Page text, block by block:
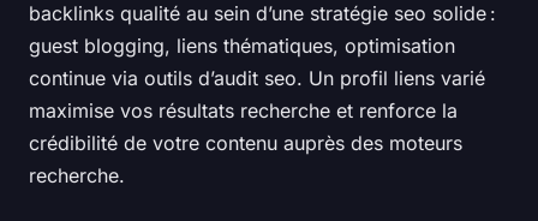
backlinks qualité au sein d’une stratégie seo solide :
guest blogging, liens thématiques, optimisation
continue via outils d’audit seo. Un profil liens varié
maximise vos résultats recherche et renforce la
crédibilité de votre contenu auprès des moteurs
recherche.